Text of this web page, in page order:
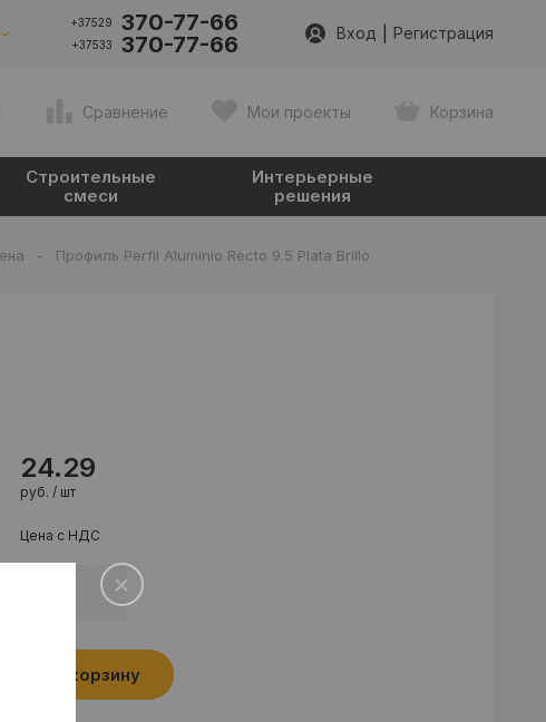
+37529 370-77-66
+37533 370-77-66 Вход Регистрация
Сравнение Мои проекты Корзина
Строительные
смеси
Интерьерные
решения
- Профиль Perfil Aluminio Recto 9.5 Plata Brillo
24.29
руб. / шт
Цена с НДС
В корзину